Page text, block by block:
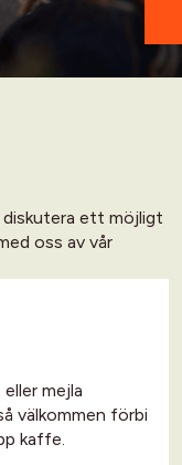
diskutera ett möjligt
oss av vår
mejla
välkommen förbi
kaffe.